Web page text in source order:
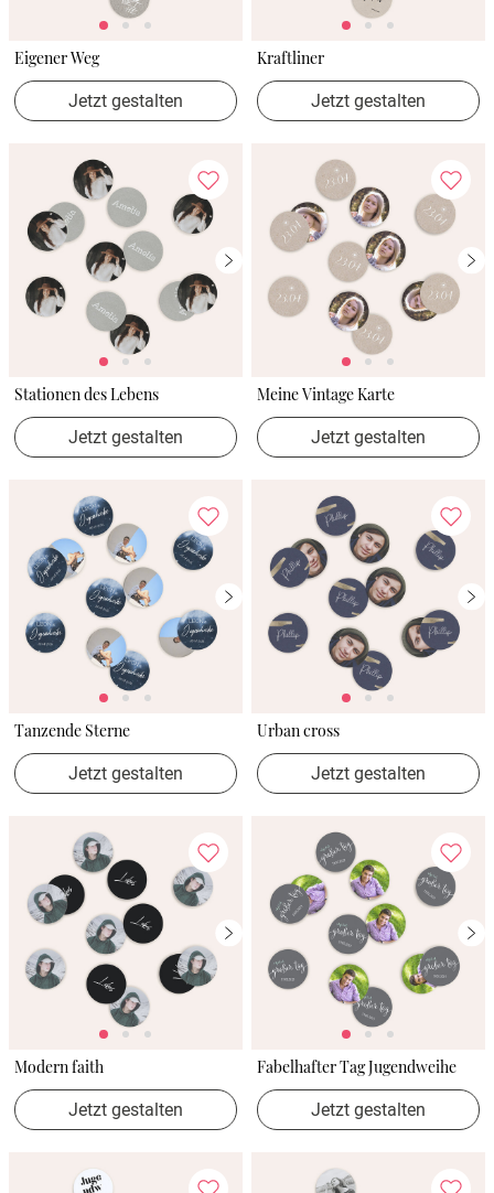
Eigener Weg
Jetzt gestalten
Kraftliner
Jetzt gestalten
Stationen des Lebens
Jetzt gestalten
Meine Vintage Karte
Jetzt gestalten
Tanzende Sterne
Jetzt gestalten
Urban cross
Jetzt gestalten
Modern faith
Jetzt gestalten
Fabelhafter Tag Jugendweihe
Jetzt gestalten